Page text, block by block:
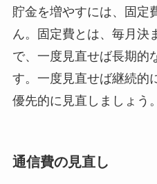
貯金を増やすには、固定
ん。固定費とは、毎月決
で、一度見直せば長期的
す。一度見直せば継続的
優先的に見直しましょう。
通信費の見直し